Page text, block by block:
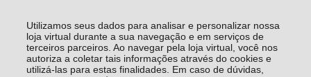
Utilizamos seus dados para analisar e personalizar nossa
loja virtual durante a sua navegação e em serviços de
terceiros parceiros. Ao navegar pela loja virtual, você nos
autoriza a coletar tais informações através do cookies e
utilizá-las para estas finalidades. Em caso de dúvidas,